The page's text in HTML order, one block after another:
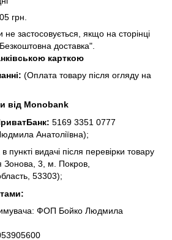
грн.
не застосовується, якщо на сторінці
доставка".
карткою
(Оплата товару після огляду на
від Monobank
5169 3351 0777
Анатоліївна);
пункті видачі після перевірки товару
Зонова, 3, м. Покров,
53303);
ФОП Бойко Людмила